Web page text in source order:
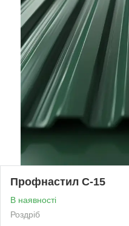
Профнастил С-15
В наявності
Роздріб